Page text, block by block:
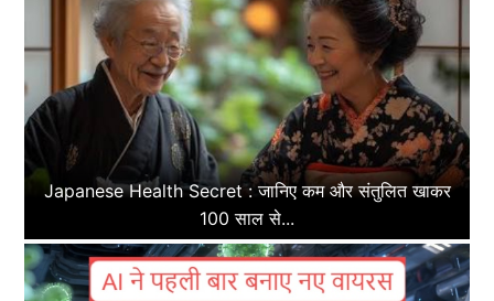
Japanese Health Secret : जानिए कम और संतुलित खाकर
100 साल से...